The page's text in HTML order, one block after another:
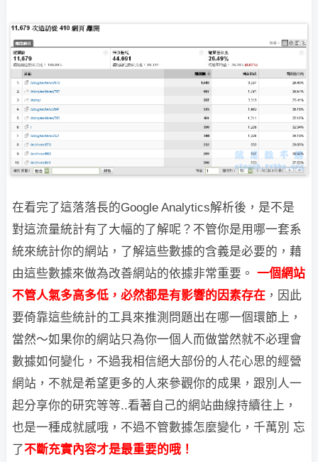
在看完了這落落長的Google Analytics解析後，是不是
對這流量統計有了大幅的了解呢？ 不管你是用哪一套系
統來統計你的網站，了解這些數據的含義是必要的，藉
由這些數據來做為改善網站的依據非常重要。 一個網站
不管人氣多高多低，必然都是有影響的因素存在 ，因此
要倚靠這些統計的工具來推測問題出在哪一個環節上，
當然～如果你的網站只為你一個人而做當然就不必理會
數據如何變化，不過我相信絕大部份的人花心思的經營
網站，不就是希望更多的人來參觀你的成果，跟別人一
起分享你的研究等等..看著自己的網站曲線持續往上，
也是一種成就感哦，不過不管數據怎麼變化，千萬別 忘
了不斷充實內容才是最重要的哦！